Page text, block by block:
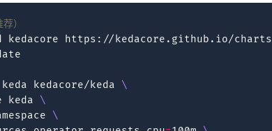
）
kedacore
https://kedacore.github.io/charts
keda kedacore/keda
\
keda
\
\